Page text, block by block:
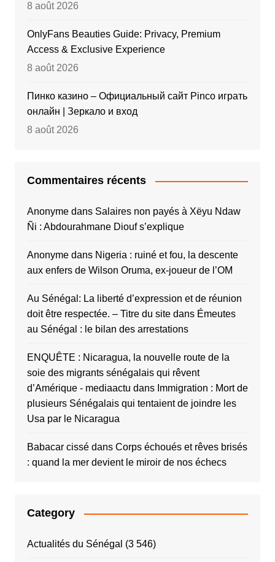
8 août 2026
OnlyFans Beauties Guide: Privacy, Premium
Access & Exclusive Experience
8 août 2026
Пинко казино – Официальный сайт Pinco играть
онлайн | Зеркало и вход
8 août 2026
Commentaires récents
Anonymedans Salaires non payés à Xëyu Ndaw
Ñi : Abdourahmane Diouf s’explique
Anonymedans Nigeria : ruiné et fou, la descente
aux enfers de Wilson Oruma, ex-joueur de l’OM
Au Sénégal: La liberté d’expression et de réunion
doit être respectée. – Titre du sitedans Émeutes
au Sénégal : le bilan des arrestations
ENQUÊTE : Nicaragua, la nouvelle route de la
soie des migrants sénégalais qui rêvent
d’Amérique - mediaactu dans Immigration : Mort de
plusieurs Sénégalais qui tentaient de joindre les
Usa par le Nicaragua
Babacar cissédans Corps échoués et rêves brisés
: quand la mer devient le miroir de nos échecs
Category
Actualités du Sénégal (3 546)